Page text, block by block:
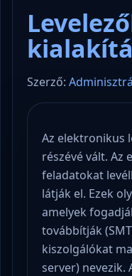
Szerző:
Az elektronikus
részévé vált. Az
feladatokat
látják el. Ezek
amelyek
továbbítják
kiszolgálókat
server) nevezik.